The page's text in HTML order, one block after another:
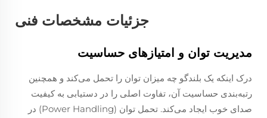
جزئیات مشخصات فنی
مدیریت توان و امتیازهای حساسیت
درک اینکه یک بلندگو چه میزان توان را تحمل می‌کند و همچنین
رتبه‌بندی حساسیت آن، تفاوت اصلی را در دستیابی به کیفیت
صدای خوب ایجاد می‌کند. تحمل توان (Power Handling) در